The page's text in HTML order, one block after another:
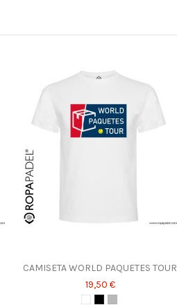
CAMISETA WORLD PAQUETES TOUR
19,50 €